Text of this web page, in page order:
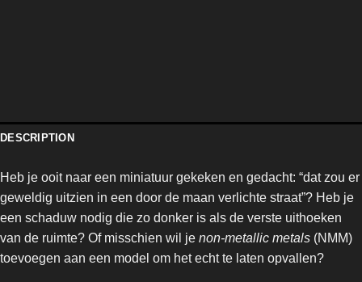
DESCRIPTION
Heb je ooit naar een miniatuur gekeken en gedacht: “dat zou er
geweldig uitzien in een door de maan verlichte straat”? Heb je
een schaduw nodig die zo donker is als de verste uithoeken
van de ruimte? Of misschien wil je non-metallic metals (NMM)
toevoegen aan een model om het echt te laten opvallen?